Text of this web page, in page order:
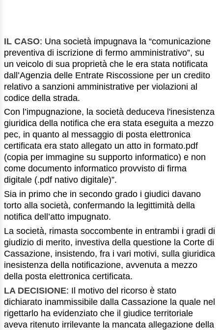
IL CASO: Una società impugnava la “comunicazione
preventiva di iscrizione di fermo amministrativo”, su
un veicolo di sua proprietà che le era stata notificata
dall’Agenzia delle Entrate Riscossione per un credito
relativo a sanzioni amministrative per violazioni al
codice della strada.
Con l’impugnazione, la società deduceva l'inesistenza
giuridica della notifica che era stata eseguita a mezzo
pec, in quanto al messaggio di posta elettronica
certificata era stato allegato un atto in formato.pdf
(copia per immagine su supporto informatico) e non
come documento informatico provvisto di firma
digitale (.pdf nativo digitale)”.
Sia in primo che in secondo grado i giudici davano
torto alla società, confermando la legittimità della
notifica dell’atto impugnato.
La società, rimasta soccombente in entrambi i gradi di
giudizio di merito, investiva della questione la Corte di
Cassazione, insistendo, fra i vari motivi, sulla giuridica
inesistenza della notificazione, avvenuta a mezzo
della posta elettronica certificata.
LA DECISIONE: Il motivo del ricorso è stato
dichiarato inammissibile dalla Cassazione la quale nel
rigettarlo ha evidenziato che il giudice territoriale
aveva ritenuto irrilevante la mancata allegazione della